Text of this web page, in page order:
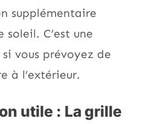
supplémentaire
C’est une
vous prévoyez de
à l’extérieur.
utile : La grille